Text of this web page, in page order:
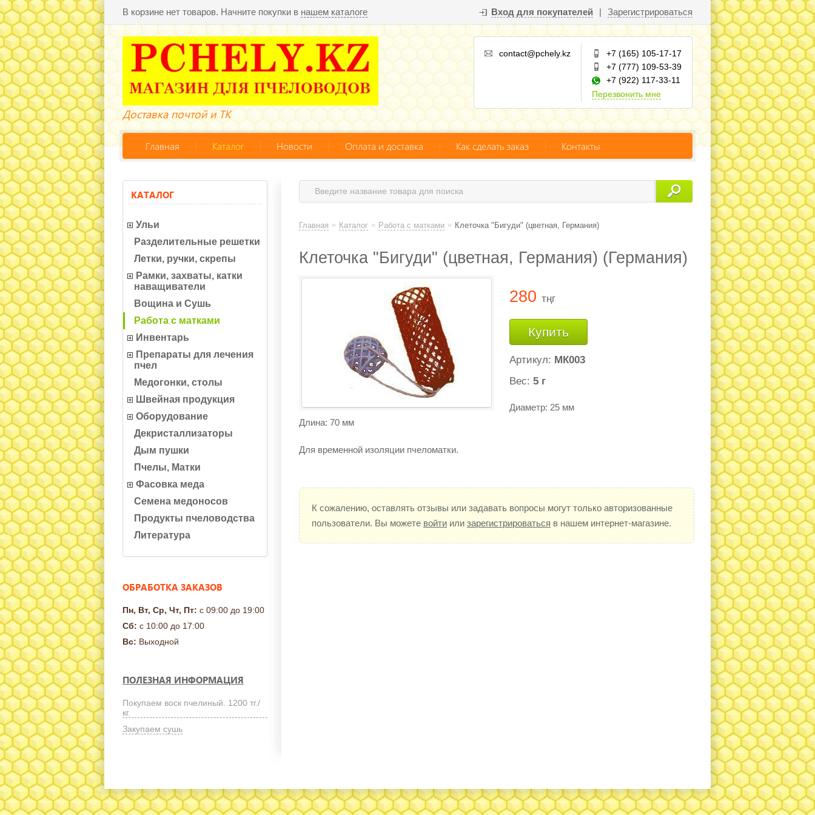
В корзине нет товаров. Начните покупки в нашем каталоге Вход для покупателей | Зарегистрироваться
Доставка почтой и ТК
contact@pchely.kz
+7 (165) 105-17-17
+7 (777) 109-53-39
+7 (922) 117-33-11
Перезвонить мне
Главная Каталог Новости Оплата и доставка Как сделать заказ Контакты
КАТАЛОГ
Ульи
Разделительные решетки
Летки, ручки, скрепы
Рамки, захваты, катки
наващиватели
Вощина и Сушь
Работа с матками
Инвентарь
Препараты для лечения
пчел
Медогонки, столы
Швейная продукция
Оборудование
Декристаллизаторы
Дым пушки
Пчелы, Матки
Фасовка меда
Семена медоносов
Продукты пчеловодства
Литература
ОБРАБОТКА ЗАКАЗОВ
Пн, Вт, Ср, Чт, Пт: с 09:00 до 19:00
Сб: с 10:00 до 17:00
Вс: Выходной
ПОЛЕЗНАЯ ИНФОРМАЦИЯ
Покупаем воск пчелиный. 1200 тг./
кг.
Закупаем сушь
Главная » Каталог » Работа с матками » Клеточка "Бигуди" (цветная, Германия)
Клеточка "Бигуди" (цветная, Германия) (Германия)
280 тңг
Купить
Артикул: МК003
Вес: 5 г
Диаметр: 25 мм
Длина: 70 мм
Для временной изоляции пчеломатки.
К сожалению, оставлять отзывы или задавать вопросы могут только авторизованные
пользователи. Вы можете войти или зарегистрироваться в нашем интернет-магазине.